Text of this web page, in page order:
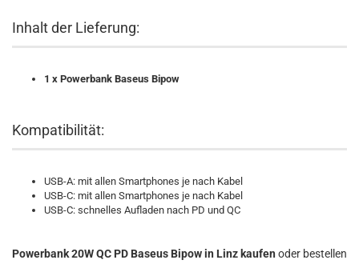
Inhalt der Lieferung:
1 x Powerbank Baseus Bipow
Kompatibilität:
USB-A: mit allen Smartphones je nach Kabel
USB-C: mit allen Smartphones je nach Kabel
USB-C: schnelles Aufladen nach PD und QC
Powerbank 20W QC PD Baseus Bipowin Linz kaufen oder bestellen